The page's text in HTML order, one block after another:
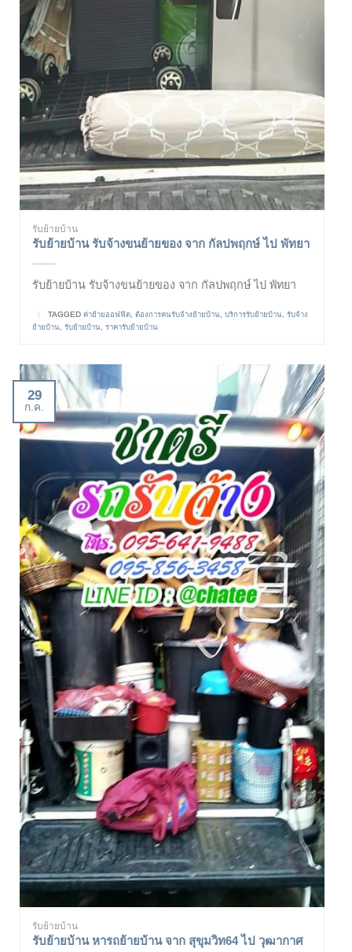
รับย้ายบ้าน
รับย้ายบ้าน รับจ้างขนย้ายของ จาก กัลปพฤกษ์ ไป พัทยา
รับย้ายบ้าน รับจ้างขนย้ายของ จาก กัลปพฤกษ์ ไป พัทยา
| TAGGED ค่าย้ายออฟฟิต ต้องการคนรับจ้างย้ายบ้าน บริการรับย้ายบ้าน รับจ้าง
ย้ายบ้าน รับย้ายบ้าน ราคารับย้ายบ้าน
29
ก.ค.
รับย้ายบ้าน
รับย้ายบ้าน หารถย้ายบ้าน จาก สุขุมวิท64 ไป วุฒากาศ